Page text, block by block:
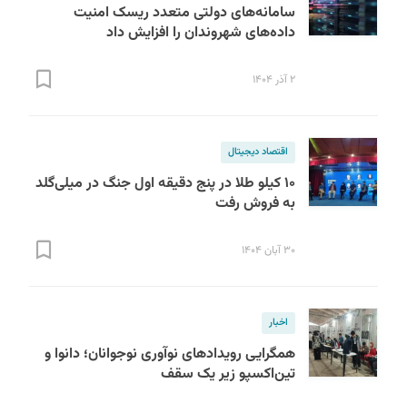
سامانه‌های دولتی متعدد ریسک امنیت
داده‌های شهروندان را افزایش داد
۲ آذر ۱۴۰۴
اقتصاد دیجیتال
۱۰ کیلو طلا در پنج دقیقه اول جنگ در میلی‌گلد
به فروش رفت
۳۰ آبان ۱۴۰۴
اخبار
همگرایی رویدادهای نوآوری نوجوانان؛ دانوا و
تین‌اکسپو زیر یک سقف